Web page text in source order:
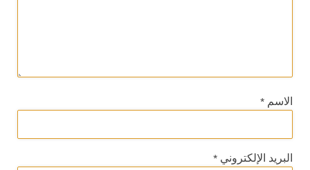
الاسم *
البريد الإلكتروني *